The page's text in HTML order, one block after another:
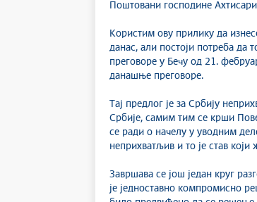
Поштовани господине
Користим ову прилику да
данас, али постоји потреба да
преговоре у Бечу од 21.
данашње преговоре.
Тај предлог је за Србију
Србије, самим тим се крши
се ради о начелу у уводним
неприхватљив и то је став
Завршава се још један круг
је једноставно компромисно